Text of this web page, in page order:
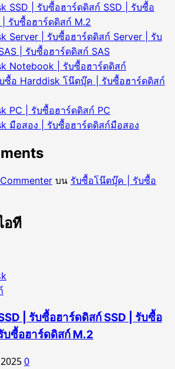
SSD | รับซื้อฮาร์ดดิสก์ SSD | รับซื้อ
รับซื้อฮาร์ดดิสก์ M.2
Server | รับซื้อฮาร์ดดิสก์ Server | รับ
| รับซื้อฮาร์ดดิสก์ SAS
Notebook | รับซื้อฮาร์ดดิสก์
ซื้อ Harddisk โน๊ตบุ๊ค | รับซื้อฮาร์ดดิสก์
PC | รับซื้อฮาร์ดดิสก์ PC
มือสอง | รับซื้อฮาร์ดดิสก์มือสอง
บน รับซื้อโน๊ตบุ๊ค | รับซื้อ
อที
| รับซื้อฮาร์ดดิสก์ SSD | รับซื้อ
ซื้อฮาร์ดดิสก์ M.2
0